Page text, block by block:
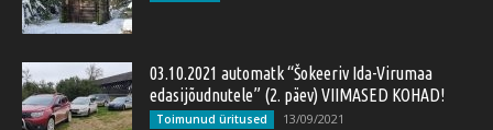
03.10.2021 automatk “Šokeeriv Ida-Virumaa
edasijõudnutele” (2. päev) VIIMASED KOHAD!
Toimunud üritused 13/09/2021